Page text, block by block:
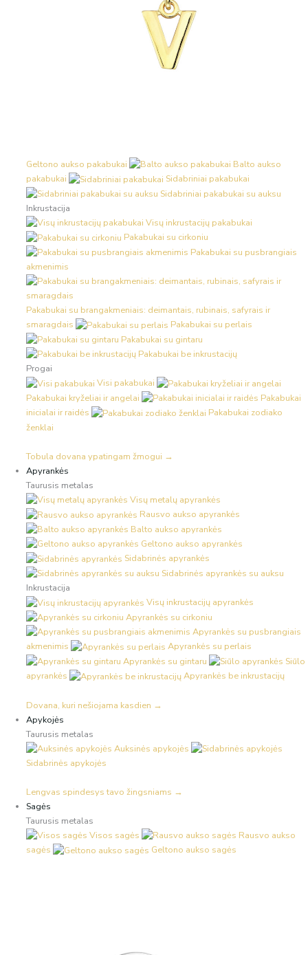
Geltono aukso pakabukai
Balto aukso
pakabukai
Sidabriniai pakabukai
Sidabriniai pakabukai su auksu
Inkrustacija
Visų inkrustacijų pakabukai
Pakabukai su cirkoniu
Pakabukai su pusbrangiais
akmenimis
Pakabukai su brangakmeniais: deimantais, rubinais, safyrais ir
smaragdais
Pakabukai su perlais
Pakabukai su gintaru
Pakabukai be inkrustacijų
Progai
Visi pakabukai
Pakabukai kryželiai ir angelai
Pakabukai
inicialai ir raidės
Pakabukai zodiako
ženklai
Tobula dovana ypatingam žmogui →
Apyrankės
Taurusis metalas
Visų metalų apyrankės
Rausvo aukso apyrankės
Balto aukso apyrankės
Geltono aukso apyrankės
Sidabrinės apyrankės
Sidabrinės apyrankės su auksu
Inkrustacija
Visų inkrustacijų apyrankės
Apyrankės su cirkoniu
Apyrankės su pusbrangiais
akmenimis
Apyrankės su perlais
Apyrankės su gintaru
Siūlo
apyrankės
Apyrankės be inkrustacijų
Dovana, kuri nešiojama kasdien →
Apykojės
Taurusis metalas
Auksinės apykojės
Sidabrinės apykojės
Lengvas spindesys tavo žingsniams →
Sagės
Taurusis metalas
Visos sagės
Rausvo aukso
sagės
Geltono aukso sagės